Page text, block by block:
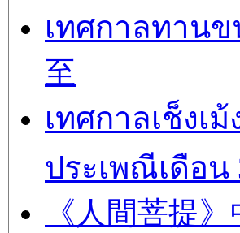
เทศกาลทาน
至
เทศกาลเช็งเม้
ประเพณีเดือน
《人間菩提